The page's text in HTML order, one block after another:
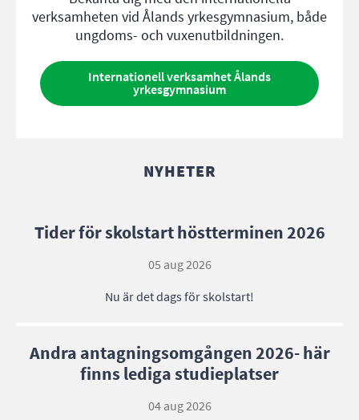
verksamheten vid Ålands yrkesgymnasium, både
ungdoms- och vuxenutbildningen.
Internationell verksamhet Ålands
yrkesgymnasium
NYHETER
Tider för skolstart höstterminen 2026
05 aug 2026
Nu är det dags för skolstart!
Andra antagningsomgången 2026- här
finns lediga studieplatser
04 aug 2026